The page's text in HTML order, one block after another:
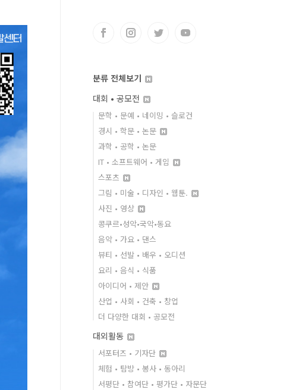
분류 전체보기
대회 • 공모전
문학 • 문예 • 네이밍 • 슬로건
경시 • 학문 • 논문
과학 • 공학 • 논문
IT • 소프트웨어 • 게임
스포츠
그림 • 미술 • 디자인 • 웹툰.
사진 • 영상
콩쿠르•성악•국악•동요
음악 • 가요 • 댄스
뷰티 • 선발 • 배우 • 오디션
요리 • 음식 • 식품
아이디어 • 제안
산업 • 사회 • 건축 • 창업
더 다양한 대회 • 공모전
대외활동
서포터즈 • 기자단
체험 • 탐방 • 봉사 • 동아리
서평단 • 참여단 • 평가단 • 자문단